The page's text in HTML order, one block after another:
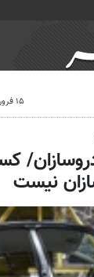
۱۵ فروردین ۱۴۰۲، ۷:۳۴
نیست